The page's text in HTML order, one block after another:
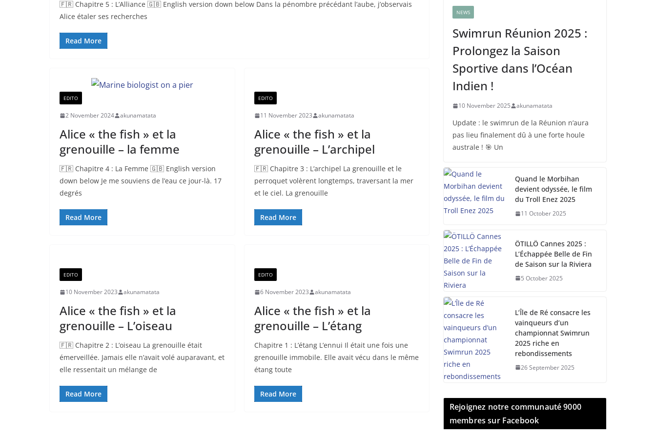
🇫🇷 Chapitre 5 : L’Alliance 🇬🇧 English version down below Dans la pénombre précédant l’aube, j’observais
Alice étaler ses recherches
Read More
EDITO
2 November 2024 akunamatata
Alice « the fish » et la
grenouille – la femme
🇫🇷 Chapitre 4 : La Femme 🇬🇧 English version
down below Je me souviens de l’eau ce jour-là. 17
degrés
Read More
EDITO
11 November 2023 akunamatata
Alice « the fish » et la
grenouille – L’archipel
🇫🇷 Chapitre 3 : L’archipel La grenouille et le
perroquet volèrent longtemps, traversant la mer
et le ciel. La grenouille
Read More
EDITO
10 November 2023 akunamatata
Alice « the fish » et la
grenouille – L’oiseau
🇫🇷 Chapitre 2 : L’oiseau La grenouille était
émerveillée. Jamais elle n’avait volé auparavant, et
elle ressentait un mélange de
Read More
EDITO
6 November 2023 akunamatata
Alice « the fish » et la
grenouille – L’étang
Chapitre 1 : L’étang L’ennui Il était une fois une
grenouille immobile. Elle avait vécu dans le même
étang toute
Read More
NEWS
Swimrun Réunion 2025 :
Prolongez la Saison
Sportive dans l’Océan
Indien !
10 November 2025 akunamatata
Update : le swimrun de la Réunion n’aura
pas lieu finalement dû à une forte houle
australe ! 🎯 Un
Quand le Morbihan
devient odyssée, le film
du Troll Enez 2025
11 October 2025
ÖTILLÖ Cannes 2025 :
L’Échappée Belle de Fin
de Saison sur la Riviera
5 October 2025
L’Île de Ré consacre les
vainqueurs d’un
championnat Swimrun
2025 riche en
rebondissements
26 September 2025
Rejoignez notre communauté 9000
membres sur Facebook